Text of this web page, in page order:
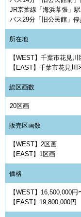
JR京葉線「海浜幕張」
バス29分「旧公民館」
所在地
【WEST】千葉市花見
【EAST】千葉市花見川
総区画数
20区画
販売区画数
【WEST】2区画
【EAST】1区画
価格
【WEST】16,500,000円
【EAST】19,800,000円